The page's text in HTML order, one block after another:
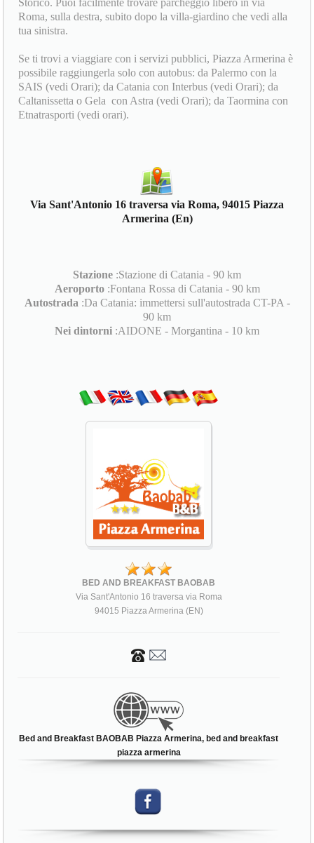
Roma, sulla destra, subito dopo la villa-giardino che vedi alla
tua sinistra.
Se ti trovi a viaggiare con i servizi pubblici, Piazza Armerina è
possibile raggiungerla solo con autobus: da Palermo con la
SAIS (vedi Orari); da Catania con Interbus (vedi Orari); da
Caltanissetta o Gela con Astra (vedi Orari); da Taormina con
Etnatrasporti (vedi orari).
Via Sant'Antonio 16 traversa via Roma, 94015 Piazza
Armerina (En)
Stazione :Stazione di Catania - 90 km
Aeroporto:Fontana Rossa di Catania - 90 km
Autostrada :Da Catania: immettersi sull'autostrada CT-PA -
90 km
Nei dintorni :AIDONE - Morgantina - 10 km
BED AND BREAKFAST BAOBAB
Via Sant'Antonio 16 traversa via Roma
94015 Piazza Armerina (EN)
Bed and Breakfast BAOBAB Piazza Armerina, bed and breakfast
piazza armerina